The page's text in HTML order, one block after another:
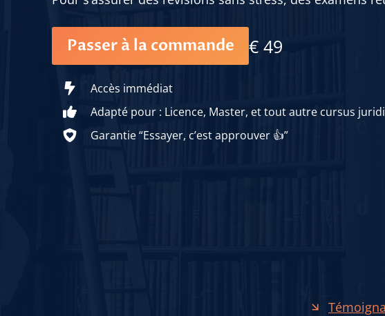
Passer à la commande € 49
Accès immédiat
Adapté pour : Licence, Master, et tout autre cursus
Garantie “Essayer, c’est approuver 👍”